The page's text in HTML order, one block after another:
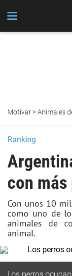
Motivar>Animales
Ranking
con
Con unos 10
como uno de
animales de
animal.